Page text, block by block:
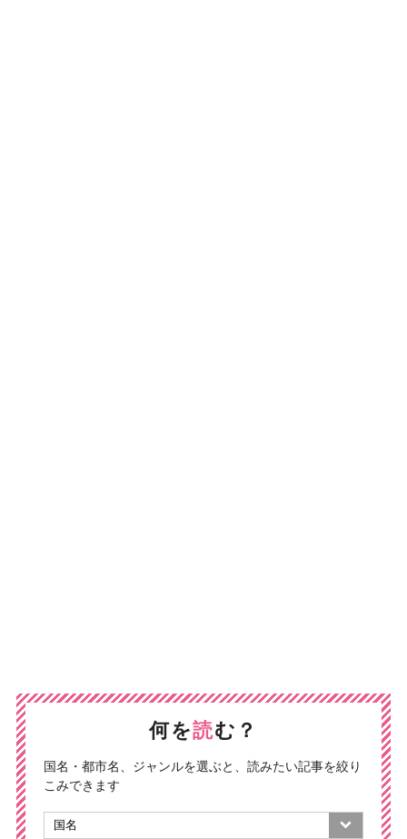
何を読む？
国名・都市名、ジャンルを選ぶと、読みたい記事を絞り
こみできます